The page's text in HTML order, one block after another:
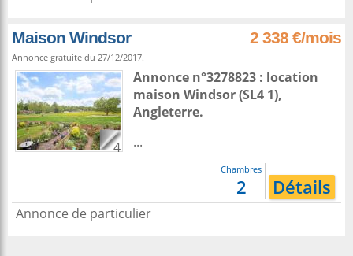
Maison Windsor 2 338 €/mois
Annonce gratuite du 27/12/2017.
4
Annonce n°3278823 : location
maison Windsor(SL4 1),
Angleterre.
...
Chambres
2 Détails
Annonce de particulier